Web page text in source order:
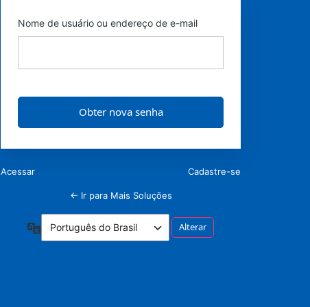
Nome de usuário ou endereço de e-mail
Acessar Cadastre-se
← Ir para Mais Soluções
Idioma